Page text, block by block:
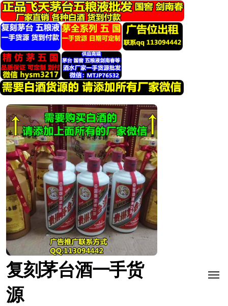
转
到
内
容
复刻茅台酒一手货
源